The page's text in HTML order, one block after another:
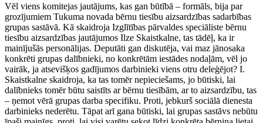
Vēl viens komitejas jautājums, kas gan būtībā – formāls, bija par
grozījumiem Tukuma novada bērnu tiesību aizsardzības sadarbības
grupas sastāvā. Kā skaidroja Izglītības pārvaldes speciāliste bērnu
tiesību aizsardzības jautājumos Ilze Skaistkalne, tas tādēļ, ka ir
mainījušās personālijas. Deputāti gan diskutēja, vai maz jānosaka
konkrēti grupas dalībnieki, no konkrētām iestādes nodaļām, vēl jo
vairāk, ja atsevišķos gadījumos darbinieki viens otru deleģējot? I.
Skaistkalne skaidroja, ka tas tomēr nepieciešams, jo būtiski, lai
dalībnieks tomēr būtu saistīts ar bērnu tiesībām, ar to aizsardzību, tas
– ņemot vērā grupas darba specifiku. Proti, jebkurš sociālā dienesta
darbinieks nederētu. Tāpat arī gana būtiski, lai grupas sastāvs nebūtu